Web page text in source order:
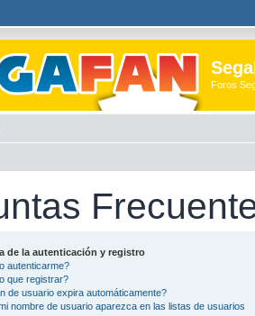
Foros
de la autenticación y registro
autenticarme?
que registrar?
de usuario expira automáticamente?
nombre de usuario aparezca en las listas de usuarios